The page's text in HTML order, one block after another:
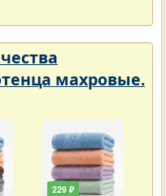
махровые.
229 ₽